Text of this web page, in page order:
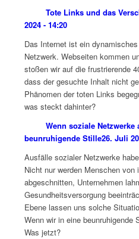
Tote Links und das
2024 - 14:20
Das Internet ist ein
Netzwerk. Webseiten kommen
stoßen wir auf die frustrierende
dass der gesuchte Inhalt nicht
Phänomen der toten Links
was steckt dahinter?
Wenn soziale
beunruhigende Stille26. Juli
Ausfälle sozialer Netzwerke
Nicht nur werden Menschen von
abgeschnitten, Unternehmen
Gesundheitsversorgung
Ebene lassen uns solche
Wenn wir in eine beunruhigende
Was jetzt?